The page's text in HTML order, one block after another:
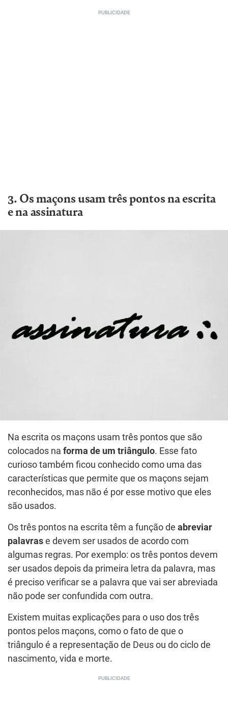
3. Os maçons usam três pontos na escrita
e na assinatura
Na escrita os maçons usam três pontos que são
colocados na forma de um triângulo. Esse fato
curioso também ficou conhecido como uma das
características que permite que os maçons sejam
reconhecidos, mas não é por esse motivo que eles
são usados.
Os três pontos na escrita têm a função de abreviar
palavras e devem ser usados de acordo com
algumas regras. Por exemplo: os três pontos devem
ser usados depois da primeira letra da palavra, mas
é preciso verificar se a palavra que vai ser abreviada
não pode ser confundida com outra.
Existem muitas explicações para o uso dos três
pontos pelos maçons, como o fato de que o
triângulo é a representação de Deus ou do ciclo de
nascimento, vida e morte.